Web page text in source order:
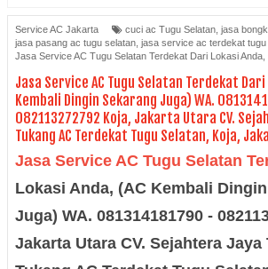
Service AC Jakarta cuci ac Tugu Selatan jasa
jasa pasang ac tugu selatan jasa service ac terdekat tugu
Jasa Service AC Tugu Selatan Terdekat Dari Lokasi Anda
Jasa Service AC Tugu Selatan Terdekat Dari
Kembali Dingin Sekarang Juga) WA.
082113272792 Koja, Jakarta Utara CV.
Tukang AC Terdekat Tugu Selatan, Koja,
Jasa Service AC Tugu Selatan
Lokasi Anda, (AC Kembali
Juga) WA. 081314181790 -
Jakarta Utara CV. Sejahtera Jaya